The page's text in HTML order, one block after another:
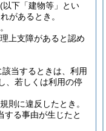
(以下「建物等」とい
があるとき。
上支障があると認め
当するときは、利用
、若しくは利用の停
則に違反したとき。
する事由が生じたと